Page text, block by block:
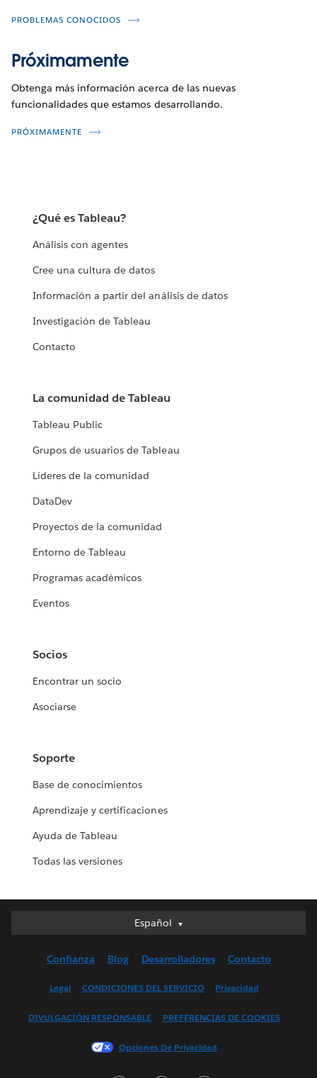
PROBLEMAS CONOCIDOS
Próximamente
Obtenga más información acerca de las nuevas
funcionalidades que estamos desarrollando.
PRÓXIMAMENTE
¿Qué es Tableau?
Análisis con agentes
Cree una cultura de datos
Información a partir del análisis de datos
Investigación de Tableau
Contacto
La comunidad de Tableau
Tableau Public
Grupos de usuarios de Tableau
Líderes de la comunidad
DataDev
Proyectos de la comunidad
Entorno de Tableau
Programas académicos
Eventos
Socios
Encontrar un socio
Asociarse
Soporte
Base de conocimientos
Aprendizaje y certificaciones
Ayuda de Tableau
Todas las versiones
Español
Español
English (UK)
Français (France)
Confianza Blog Desarrolladores Contacto
Legal CONDICIONES DEL SERVICIO Privacidad
DIVULGACIÓN RESPONSABLE PREFERENCIAS DE COOKIES
Opciones De Privacidad